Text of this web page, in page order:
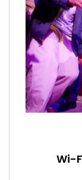
Wi-